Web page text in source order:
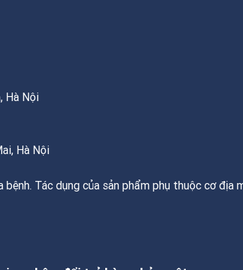
Hà Nội
Hà Nội
Tác dụng của sản phẩm phụ thuộc cơ địa